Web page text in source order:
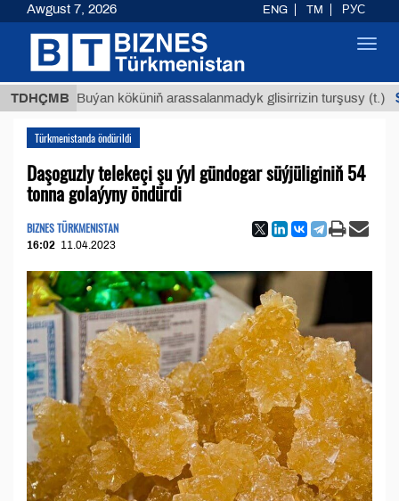
TDHÇMB
Buýan köküniň arassalanmadyk glisirrizin turşusy (t.)
Türkmenistanda öndürildi
Daşoguzly telekeçi şu ýyl gündogar süýjüliginiň 54
tonna golaýyny öndürdi
BIZNES TÜRKMENISTAN
16:02 11.04.2023
Awgust 7, 2026 ENG TM РУС